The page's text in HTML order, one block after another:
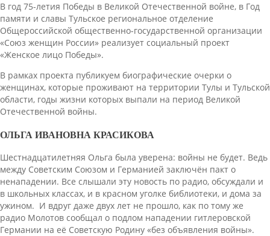
В год 75-летия Победы в Великой Отечественной войне, в Год
памяти и славы Тульское региональное отделение
Общероссийской общественно-государственной организации
«Союз женщин России» реализует социальный проект
«Женское лицо Победы».
В рамках проекта публикуем биографические очерки о
женщинах, которые проживают на территории Тулы и Тульской
области, годы жизни которых выпали на период Великой
Отечественной войны.
ОЛЬГА ИВАНОВНА КРАСИКОВА
Шестнадцатилетняя Ольга была уверена: войны не будет. Ведь
между Советским Союзом и Германией заключён пакт о
ненападении. Все слышали эту новость по радио, обсуждали и
в школьных классах, и в красном уголке библиотеки, и дома за
ужином. И вдруг даже двух лет не прошло, как по тому же
радио Молотов сообщал о подлом нападении гитлеровской
Германии на её Советскую Родину «без объявления войны».